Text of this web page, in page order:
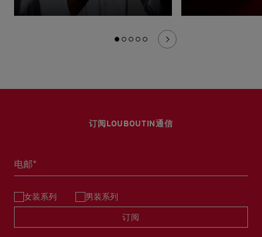
订阅LOUBOUTIN通信
电邮*
女装系列 男装系列
订阅